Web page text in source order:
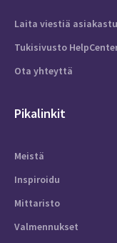
Laita viestiä
Tukisivusto
Ota yhteyttä
Pikalinkit
Meistä
Inspiroidu
Mittaristo
Valmennukset